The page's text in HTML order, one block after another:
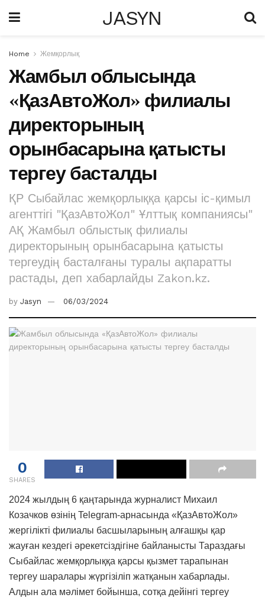
JASYN
Home Жемқорлық
Жамбыл облысында
«ҚазАвтоЖол» филиалы
директорының
орынбасарына қатысты
тергеу басталды
ҚР Сыбайлас жемқорлыққа қарсы іс-қимыл
агенттігі "ҚазАвтоЖол" Ұлттық компаниясы"
АҚ Жамбыл облыстық филиалы
директорының орынбасарына қатысты
тергеудің басталғаны туралы ақпаратты
растады, деп хабарлайды Zakon.kz.
by Jasyn 06/03/2024
0
SHARES
2024 жылдың 6 қаңтарында журналист Михаил
Козачков өзінің Telegram-арнасында «ҚазАвтоЖол»
жергілікті филиалы басшыларының алғашқы қар
жауған кездегі әрекетсіздігіне байланысты Тараздағы
Сыбайлас жемқорлыққа қарсы қызмет тарапынан
тергеу шаралары жүргізіліп жатқанын хабарлады.
Алдын ала мәлімет бойынша, сотқа дейінгі тергеу